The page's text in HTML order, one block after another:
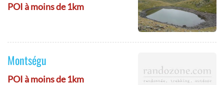
POI à moins de 1km
Montségu
POI à moins de 1km